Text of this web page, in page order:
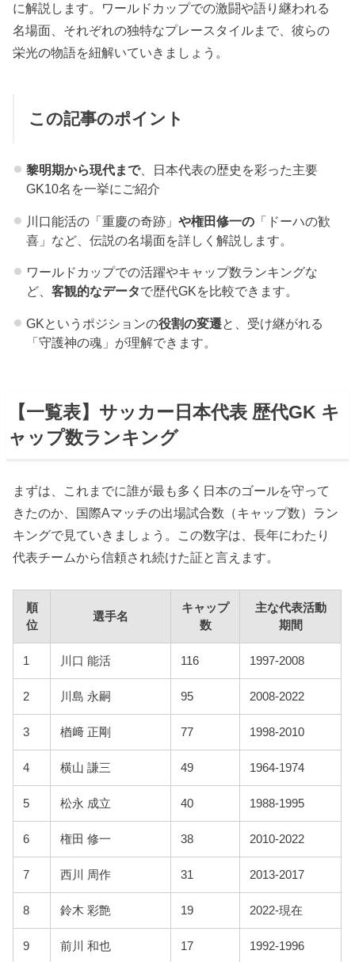
に解説します。ワールドカップでの激闘や語り継われる
名場面、それぞれの独特なプレースタイルまで、彼らの
栄光の物語を紐解いていきましょう。
この記事のポイント
黎明期から現代まで、日本代表の歴史を彩った主要
GK10名を一挙にご紹介
川口能活の「重慶の奇跡」 や権田修一の「ドーハの歓
喜」など、伝説の名場面を詳しく解説します。
ワールドカップでの活躍やキャップ数ランキングな
ど、 客観的なデータで歴代GKを比較できます。
GKというポジションの役割の変遷と、受け継がれる
「守護神の魂」が理解できます。
【一覧表】サッカー日本代表 歴代GK キ
ャップ数ランキング
まずは、これまでに誰が最も多く日本のゴールを守って
きたのか、国際Aマッチの出場試合数（キャップ数）ラン
キングで見ていきましょう。この数字は、長年にわたり
代表チームから信頼され続けた証と言えます。
順
位
選手名
キャップ
数
主な代表活動
期間
1 川口 能活 116 1997-2008
2 川島 永嗣 95 2008-2022
3 楢﨑 正剛 77 1998-2010
4 横山 謙三 49 1964-1974
5 松永 成立 40 1988-1995
6 権田 修一 38 2010-2022
7 西川 周作 31 2013-2017
8 鈴木 彩艶 19 2022-現在
9 前川 和也 17 1992-1996